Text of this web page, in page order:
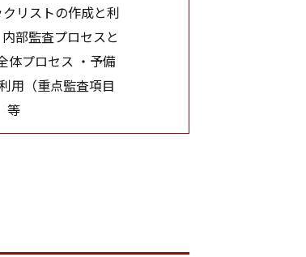
リストの作成と利
部監査プロセスと
体プロセス ・予備
用（重点監査項目
等